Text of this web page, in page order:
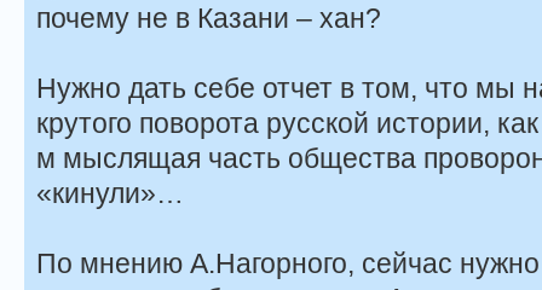
почему не в Казани – хан?
Нужно дать себе отчет в том, что мы
крутого поворота русской истории,
м мыслящая часть общества
«кинули»…
По мнению А.Нагорного, сейчас нужно